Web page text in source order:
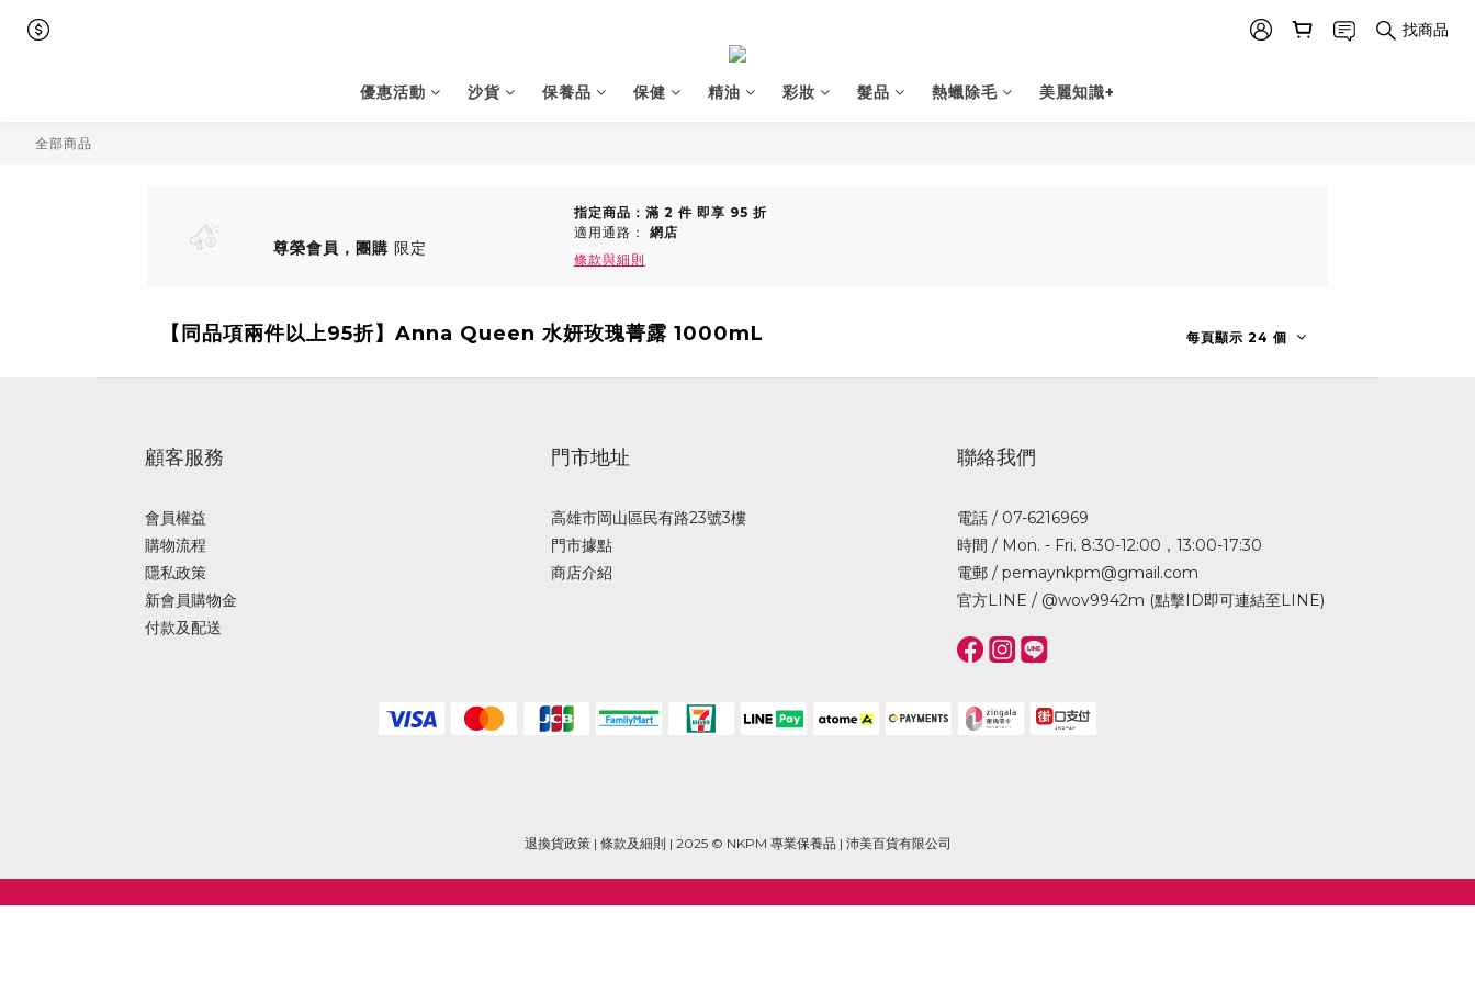
找商品
優惠活動 沙貨 保養品 保健 精油 彩妝 髮品 熱蠟除毛 美麗知識+
全部商品
尊榮會員，團購 限定
指定商品：滿 2 件 即享 95 折
適用通路： 網店
條款與細則
【同品項兩件以上95折】Anna Queen 水妍玫瑰菁露 1000mL 每頁顯示 24 個
顧客服務
會員權益
購物流程
隱私政策
新會員購物金
付款及配送
門市地址
高雄市岡山區民有路23號3樓
門市據點
商店介紹
聯絡我們
電話 / 07-6216969
時間 / Mon. - Fri. 8:30-12:00，13:00-17:30
電郵 / pemaynkpm@gmail.com
官方LINE / @wov9942m (點擊ID即可連結至LINE)
退換貨政策| 條款及細則 | 2025 © NKPM 專業保養品 | 沛美百貨有限公司